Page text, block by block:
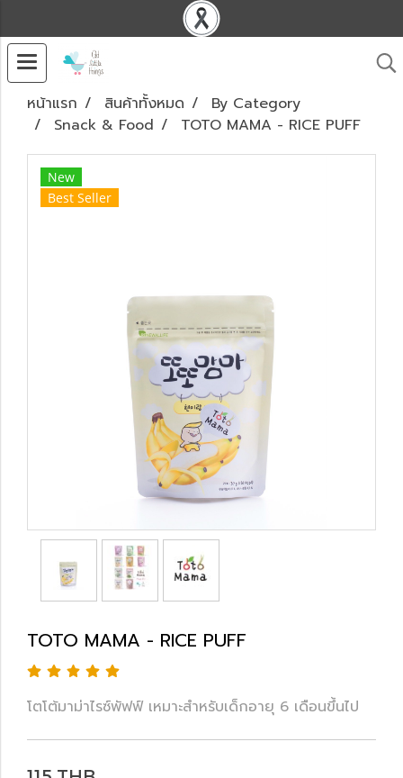
หน้าแรก สินค้าทั้งหมด
By Category
Snack & Food
TOTO MAMA - RICE PUFF
New
Best Seller
TOTO MAMA - RICE PUFF
โตโต้มาม่าไรซ์พัฟฟ์ เหมาะสำหรับเด็กอายุ 6 เดือนขึ้นไป